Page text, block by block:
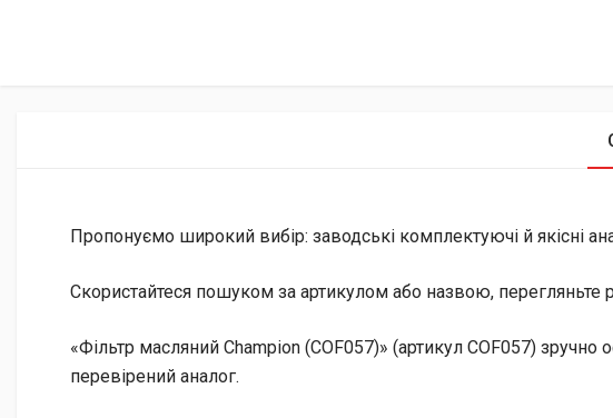
Пропонуємо широкий вибір: заводські комплектуючі й якісні
Скористайтеся пошуком за артикулом або назвою, перегляньте
«Фільтр масляний Champion (COF057)» (артикул COF057)
перевірений аналог.